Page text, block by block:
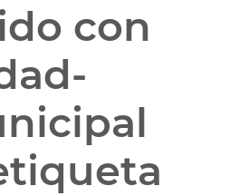
con